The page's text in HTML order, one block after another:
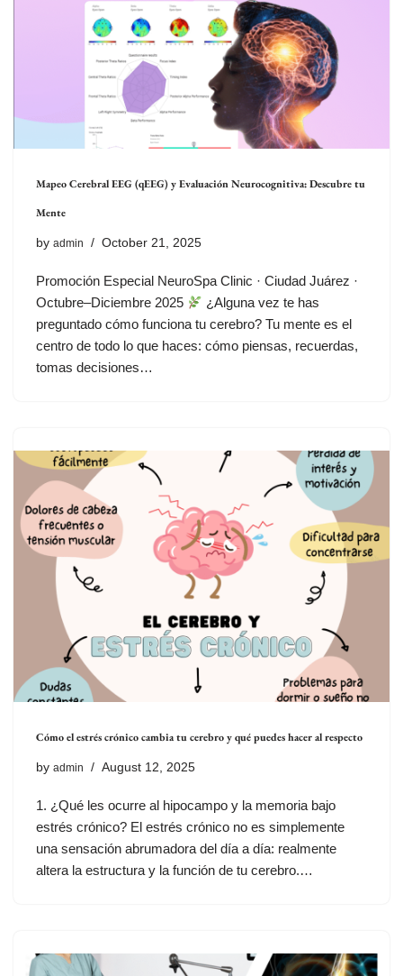
Mapeo Cerebral EEG (qEEG) y Evaluación Neurocognitiva: Descubre tu
Mente
by admin October 21, 2025
Promoción Especial NeuroSpa Clinic · Ciudad Juárez ·
Octubre–Diciembre 2025
¿Alguna vez te has
preguntado cómo funciona tu cerebro? Tu mente es el
centro de todo lo que haces: cómo piensas, recuerdas,
tomas decisiones…
Cómo el estrés crónico cambia tu cerebro y qué puedes hacer al respecto
by admin August 12, 2025
1. ¿Qué les ocurre al hipocampo y la memoria bajo
estrés crónico? El estrés crónico no es simplemente
una sensación abrumadora del día a día: realmente
altera la estructura y la función de tu cerebro.…